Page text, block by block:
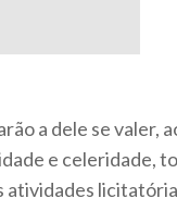
a dele se valer,
e celeridade,
atividades